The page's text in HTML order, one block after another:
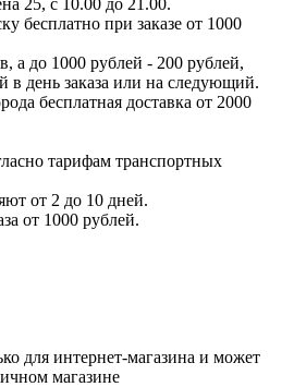
бесплатно при заказе от 1000
а до 1000 рублей - 200 рублей,
в день заказа или на следующий.
бесплатная доставка от 2000
тарифам транспортных
от 2 до 10 дней.
от 1000 рублей.
для интернет-магазина и может
магазине